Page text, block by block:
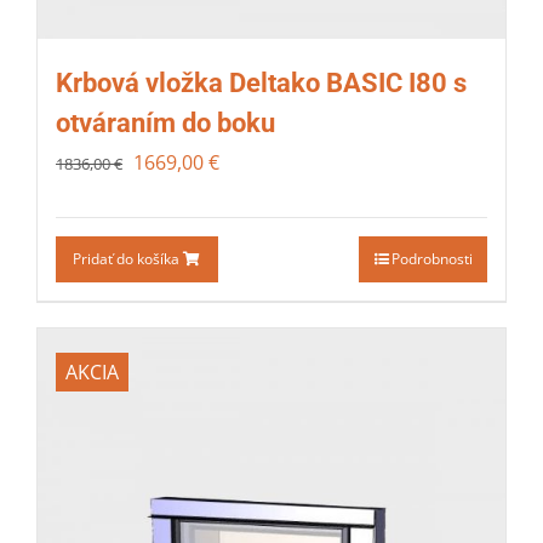
Krbová vložka Deltako BASIC I80 s
otváraním do boku
1836,00€ 1669,00€
Pridať do košíka Podrobnosti
AKCIA